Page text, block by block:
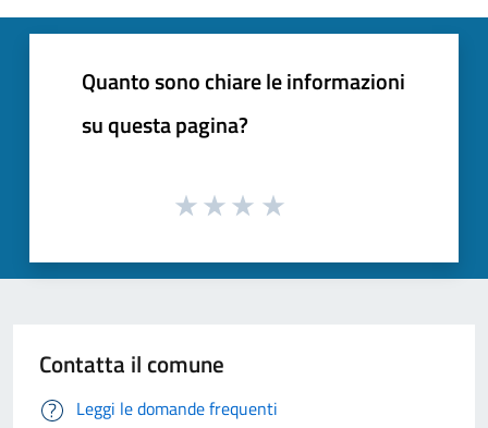
Quanto sono chiare le informazioni
su questa pagina?
Contatta il comune
Leggi le domande frequenti